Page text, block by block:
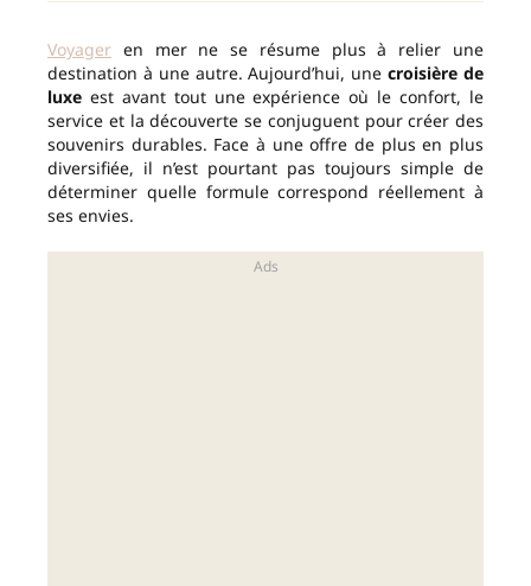
Voyager en mer ne se résume plus à relier une
destination à une autre. Aujourd’hui, unecroisière de
luxe est avant tout une expérience où le confort, le
service et la découverte se conjuguent pour créer des
souvenirs durables. Face à une offre de plus en plus
diversifiée, il n’est pourtant pas toujours simple de
déterminer quelle formule correspond réellement à
ses envies.